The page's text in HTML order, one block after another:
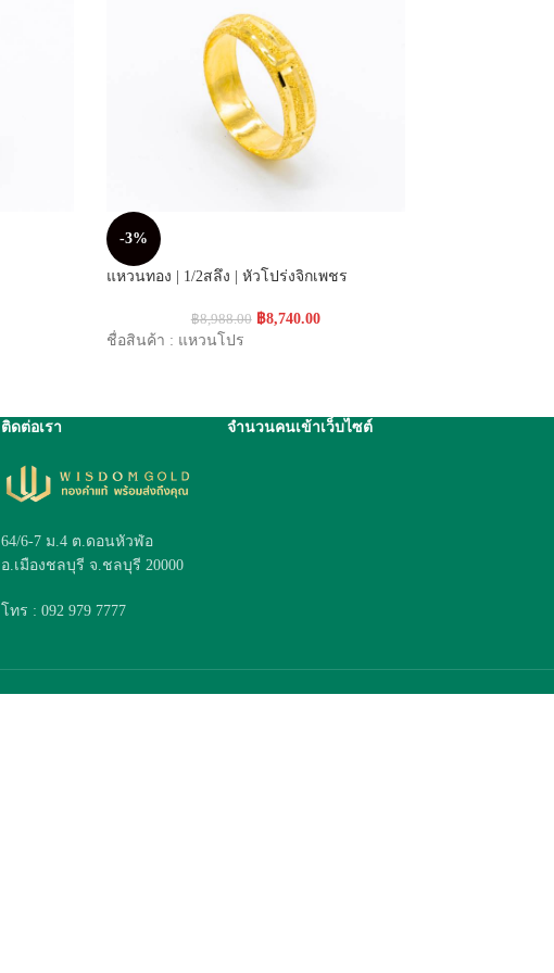
-3%
แหวนทอง | 1/2สลึง | หัวโปร่งจิกเพชร
฿8,988.00 ฿8,740.00
ชื่อสินค้า : แหวนโปร
ติดต่อเรา
64/6-7 ม.4 ต.ดอนหัวฬ่อ
อ.เมืองชลบุรี จ.ชลบุรี 20000
โทร : 092 979 7777
จำนวนคนเข้าเว็บไซต์